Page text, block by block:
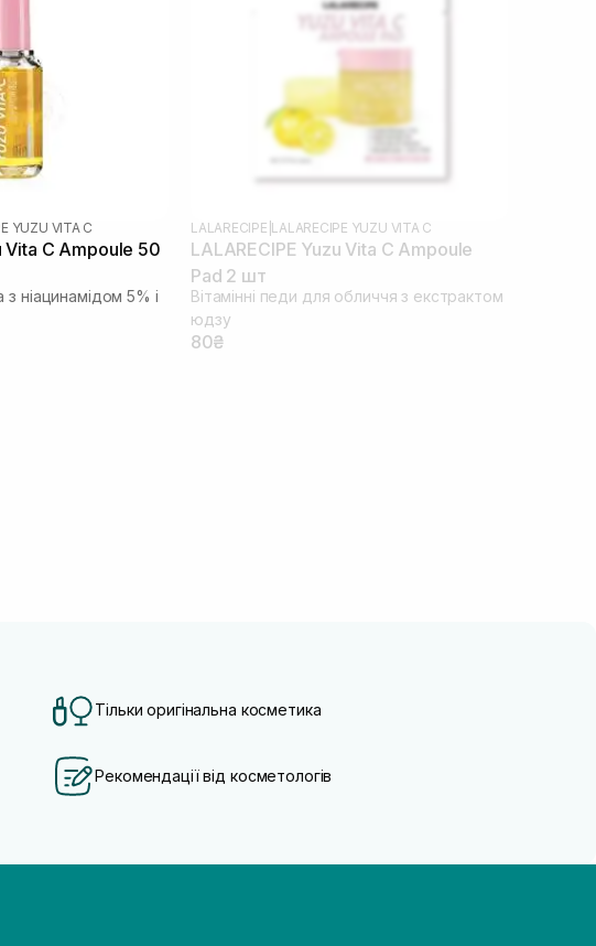
YUZU VITA C
Vita C Ampoule 50
з ніацинамідом 5% і
LALARECIPE LALARECIPE YUZU VITA C
LALARECIPE Yuzu Vita C Ampoule
Pad 2 шт
Вітамінні педи для обличчя з екстрактом
юдзу
80₴
Тільки оригінальна косметика
Рекомендації від косметологів